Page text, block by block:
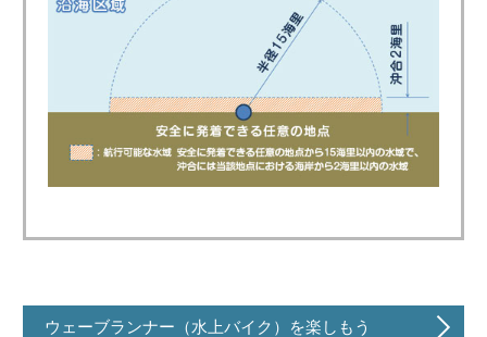
ウェーブランナー（水上バイク）を楽しもう